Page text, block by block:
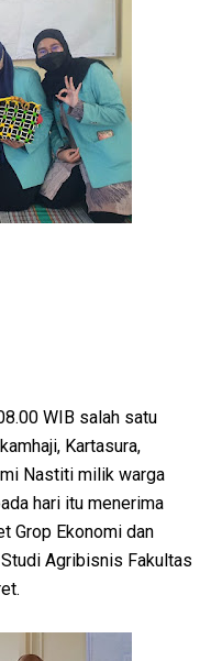
WIB salah satu
Kartasura,
Nastiti milik warga
hari itu menerima
Grop Ekonomi dan
Agribisnis Fakultas